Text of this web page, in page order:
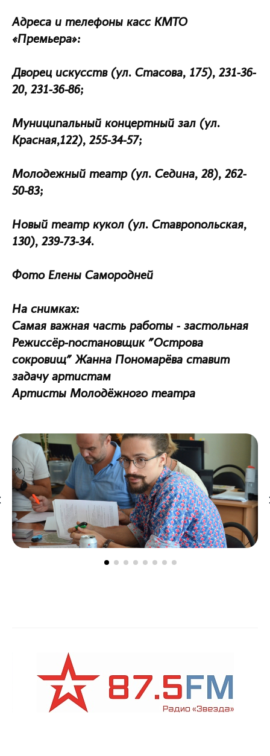
Адреса и телефоны касс КМТО
«Премьера»:
Дворец искусств (ул. Стасова, 175), 231-36-
20, 231-36-86;
Муниципальный концертный зал (ул.
Красная,122), 255-34-57;
Молодежный театр (ул. Седина, 28), 262-
50-83;
Новый театр кукол (ул. Ставропольская,
130), 239-73-34.
Фото Елены Самородней
На снимках:
Самая важная часть работы - застольная
Режиссёр-постановщик "Острова
сокровищ" Жанна Пономарёва ставит
задачу артистам
Артисты Молодёжного театра